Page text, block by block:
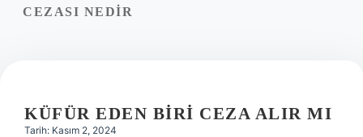
CEZASI NEDIR
KÜFÜR EDEN BIRI CEZA ALIR MI
Tarih: Kasım 2, 2024